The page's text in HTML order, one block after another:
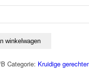
winkelwagen
Categorie: Kruidige